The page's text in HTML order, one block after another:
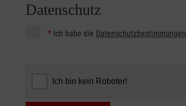
Datenschutz
* Ich habe die Datenschutzbestimmungen